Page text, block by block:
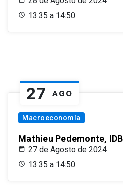
13:35 a 14:50
27 AGO
Macroeconomía
Mathieu Pedemonte, IDB
27 de Agosto de 2024
13:35 a 14:50